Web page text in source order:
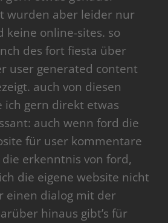
wurden aber leider nur
keine online-sites. so
des fort fiesta über
user generated content
auch von diesen
ich gern direkt etwas
auch wenn ford die
für user kommentare
erkenntnis von ford,
die eigene website nicht
einen dialog mit der
hinaus gibt’s für